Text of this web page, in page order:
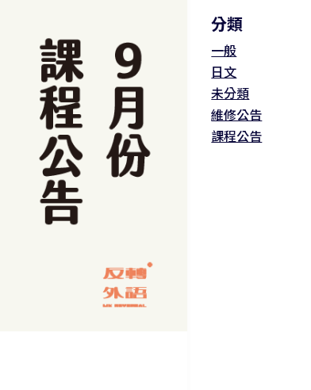
分類
一般
日文
未分類
維修公告
課程公告